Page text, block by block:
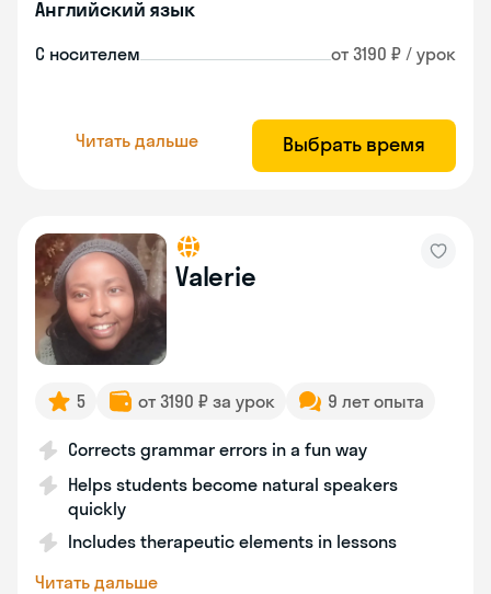
Английский язык
С носителем от 3190 ₽ / урок
Читать дальше Выбрать время
Valerie
5 от 3190 ₽ за урок 9 лет опыта
Corrects grammar errors in a fun way
Helps students become natural speakers
quickly
Includes therapeutic elements in lessons
Читать дальше